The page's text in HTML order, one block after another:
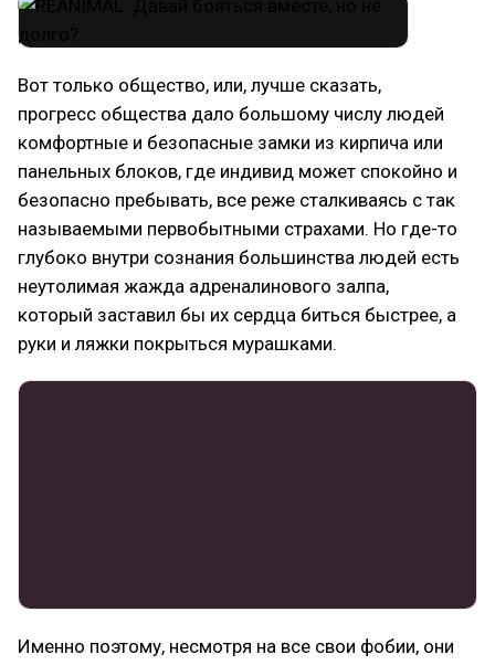
Вот только общество, или, лучше сказать,
прогресс общества дало большому числу людей
комфортные и безопасные замки из кирпича или
панельных блоков, где индивид может спокойно и
безопасно пребывать, все реже сталкиваясь с так
называемыми первобытными страхами. Но где-то
глубоко внутри сознания большинства людей есть
неутолимая жажда адреналинового залпа,
который заставил бы их сердца биться быстрее, а
руки и ляжки покрыться мурашками.
Именно поэтому, несмотря на все свои фобии, они